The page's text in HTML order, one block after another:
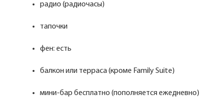
радио (радиочасы)
тапочки
фен: есть
балкон или терраса (кроме Family Suite)
мини-бар бесплатно (пополняется ежедневно)